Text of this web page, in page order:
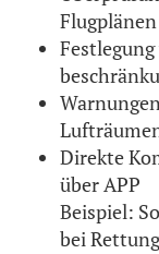
Flugplänen
Direkte
über APP
Beispiel:
bei